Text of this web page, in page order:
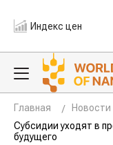
Индекс цен
Главная
Новости
Субсидии уходят в
будущего